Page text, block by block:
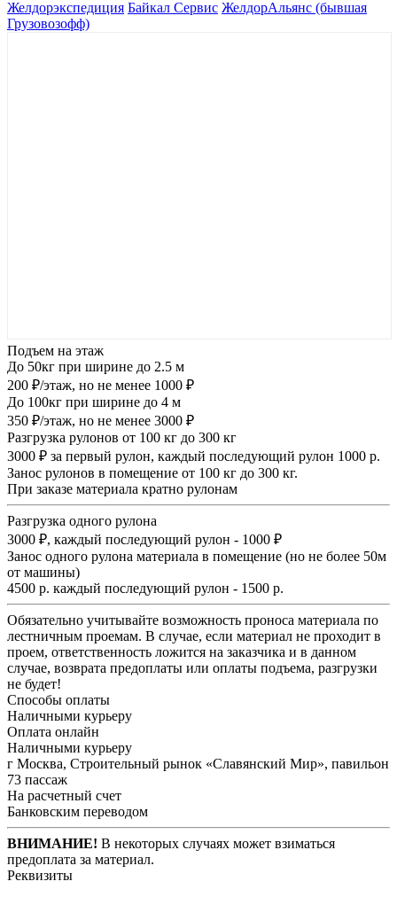
Желдорэкспедиция Байкал Сервис ЖелдорАльянс (бывшая
Грузовозофф)
Подъем на этаж
До 50кг при ширине до 2.5 м
200 ₽/этаж, но не менее 1000 ₽
До 100кг при ширине до 4 м
350 ₽/этаж, но не менее 3000 ₽
Разгрузка рулонов от 100 кг до 300 кг
3000 ₽ за первый рулон, каждый последующий рулон 1000 р.
Занос рулонов в помещение от 100 кг до 300 кг.
При заказе материала кратно рулонам
Разгрузка одного рулона
3000 ₽, каждый последующий рулон - 1000 ₽
Занос одного рулона материала в помещение (но не более 50м
от машины)
4500 р. каждый последующий рулон - 1500 р.
Обязательно учитывайте возможность проноса материала по
лестничным проемам. В случае, если материал не проходит в
проем, ответственность ложится на заказчика и в данном
случае, возврата предоплаты или оплаты подъема, разгрузки
не будет!
Способы оплаты
Наличными курьеру
Оплата онлайн
Наличными курьеру
г Москва, Строительный рынок «Славянский Мир», павильон
73 пассаж
На расчетный счет
Банковским переводом
ВНИМАНИЕ! В некоторых случаях может взиматься
предоплата за материал.
Реквизиты